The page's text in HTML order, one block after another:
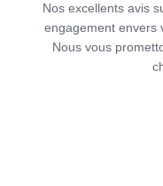
Nos excellents avis
engagement envers
Nous vous